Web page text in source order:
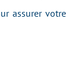
assurer votre